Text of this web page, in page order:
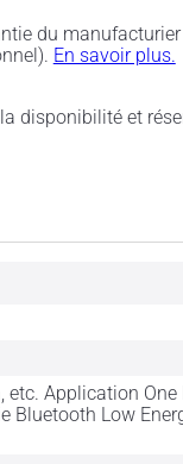
du
En savoir plus.
disponibilité et
etc. Application
Low